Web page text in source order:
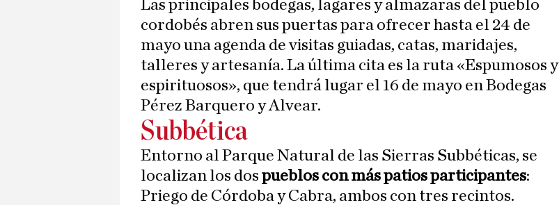
Las principales bodegas, lagares y almazaras del pueblo
cordobés abren sus puertas para ofrecer hasta el 24 de
mayo una agenda de visitas guiadas, catas, maridajes,
talleres y artesanía. La última cita es la ruta «Espumosos y
espirituosos», que tendrá lugar el 16 de mayo en Bodegas
Pérez Barquero y Alvear.
Subbética
Entorno al Parque Natural de las Sierras Subbéticas, se
localizan los dos pueblos con más patios participantes:
Priego de Córdoba y Cabra, ambos con tres recintos.